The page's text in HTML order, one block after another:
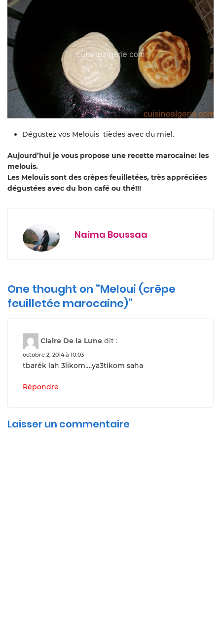
Dégustez vos Melouis tièdes avec du miel.
Aujourd’hui je vous propose une recette marocaine: les
melouis.
Les Melouis sont des crêpes feuilletées, très appréciées
dégustées avec du bon café ou thé!!!
Naima Boussaa
One thought on “Meloui (crêpe
feuilletée marocaine)”
Claire De la Lune dit :
octobre 2, 2014 à 10:03
tbarék lah 3likom….ya3tikom saha
Répondre
Laisser un commentaire